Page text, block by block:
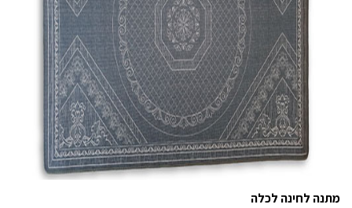
מתנה לחינה לכלה